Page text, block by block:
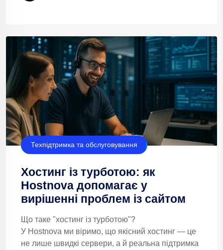
Техпідтримка та обслуговування
Хостинг із турботою: як
Hostnova допомагає у
вирішенні проблем із сайтом
Що таке "хостинг із турботою"?
У Hostnova ми віримо, що якісний хостинг — це
не лише швидкі сервери, а й реальна підтримка